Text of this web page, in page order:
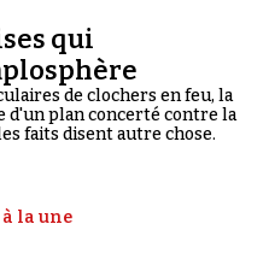
qui
de clochers en feu, la
d'un plan concerté contre la
faits disent autre chose.
la une